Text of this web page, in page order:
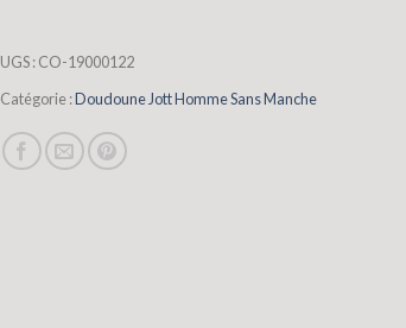
UGS :CO-19000122
Catégorie :Doudoune Jott Homme Sans Manche